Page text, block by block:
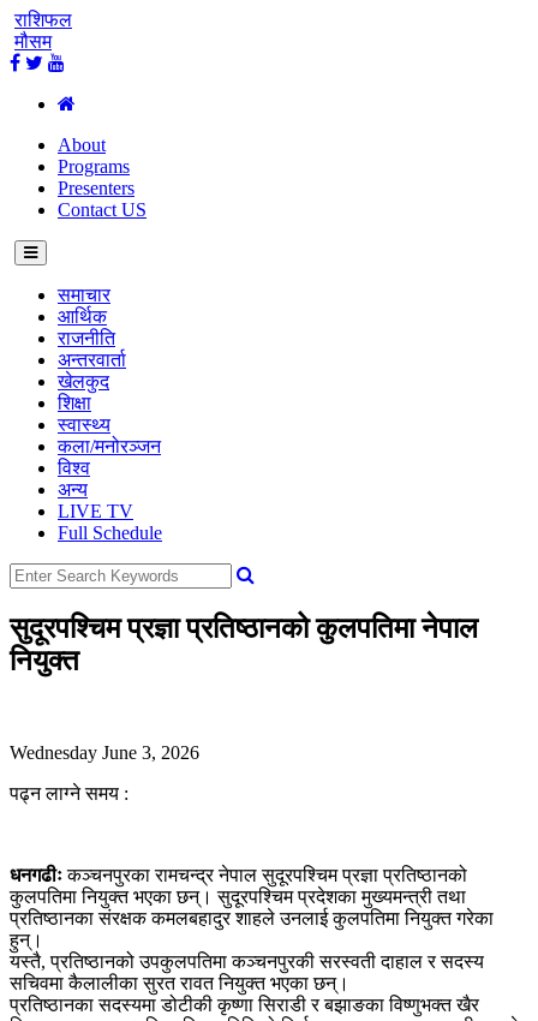
राशिफल
मौसम
About
Programs
Presenters
Contact US
समाचार
आर्थिक
राजनीति
अन्तरवार्ता
खेलकुद
शिक्षा
स्वास्थ्य
कला/मनोरञ्जन
विश्व
अन्य
LIVE TV
Full Schedule
सुदूरपश्चिम प्रज्ञा प्रतिष्ठानको कुलपतिमा नेपाल
नियुक्त
Wednesday June 3, 2026
पढ्न लाग्ने समय :
धनगढीःकञ्चनपुरका रामचन्द्र नेपाल सुदूरपश्चिम प्रज्ञा प्रतिष्ठानको
कुलपतिमा नियुक्त भएका छन्। सुदूरपश्चिम प्रदेशका मुख्यमन्त्री तथा
प्रतिष्ठानका संरक्षक कमलबहादुर शाहले उनलाई कुलपतिमा नियुक्त गरेका
हुन्।
यस्तै, प्रतिष्ठानको उपकुलपतिमा कञ्चनपुरकी सरस्वती दाहाल र सदस्य
सचिवमा कैलालीका सुरत रावत नियुक्त भएका छन्।
प्रतिष्ठानका सदस्यमा डोटीकी कृष्णा सिराडी र बझाङका विष्णुभक्त खैर